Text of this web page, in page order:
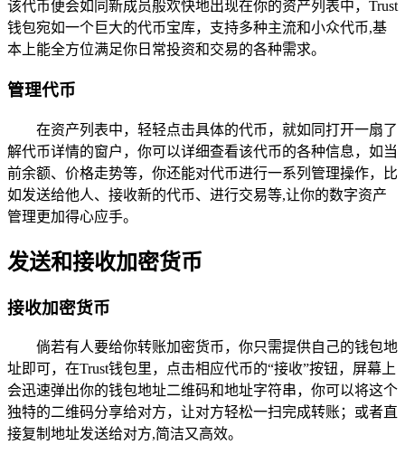
该代币便会如同新成员般欢快地出现在你的资产列表中，Trust
钱包宛如一个巨大的代币宝库，支持多种主流和小众代币,基
本上能全方位满足你日常投资和交易的各种需求。
管理代币
在资产列表中，轻轻点击具体的代币，就如同打开一扇了
解代币详情的窗户，你可以详细查看该代币的各种信息，如当
前余额、价格走势等，你还能对代币进行一系列管理操作，比
如发送给他人、接收新的代币、进行交易等,让你的数字资产
管理更加得心应手。
发送和接收加密货币
接收加密货币
倘若有人要给你转账加密货币，你只需提供自己的钱包地
址即可，在Trust钱包里，点击相应代币的“接收”按钮，屏幕上
会迅速弹出你的钱包地址二维码和地址字符串，你可以将这个
独特的二维码分享给对方，让对方轻松一扫完成转账；或者直
接复制地址发送给对方,简洁又高效。